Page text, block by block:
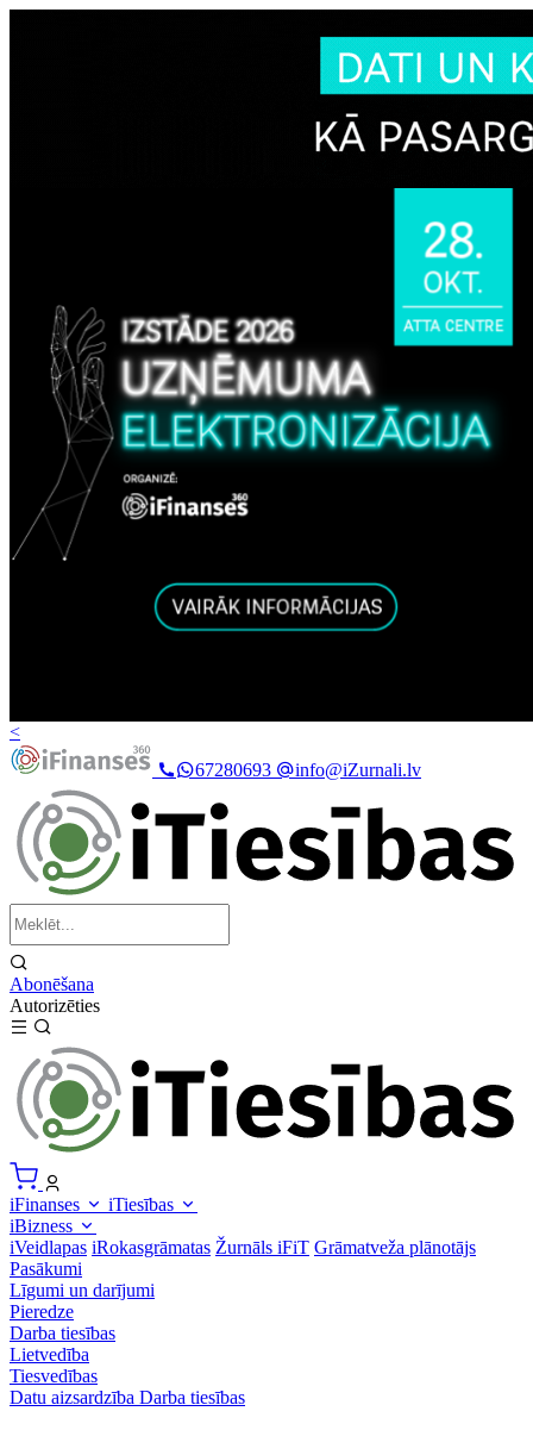
<
67280693
info@iZurnali.lv
Abonēšana
Autorizēties
iFinanses
iTiesības
iBizness
iVeidlapas iRokasgrāmatas Žurnāls iFiT Grāmatveža plānotājs
Pasākumi
Līgumi un darījumi
Pieredze
Darba tiesības
Lietvedība
Tiesvedības
Datu aizsardzība Darba tiesības